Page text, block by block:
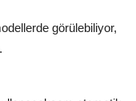
görülebiliyor,